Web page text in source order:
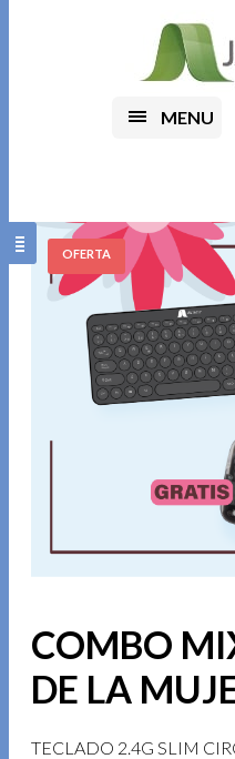
MENU
COMBO
DE LA
TECLADO 2.4G SLIM